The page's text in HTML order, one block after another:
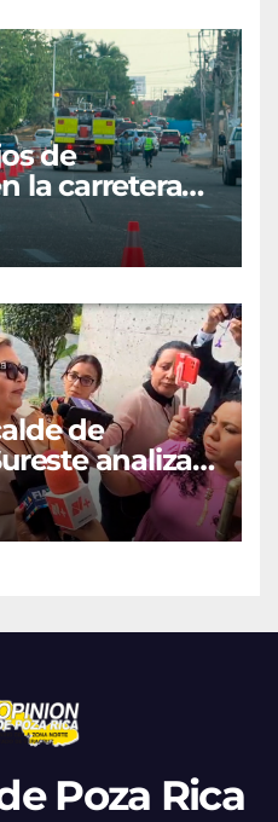
de
la carretera
de
analiza
tras
el desafuero
Poza Rica